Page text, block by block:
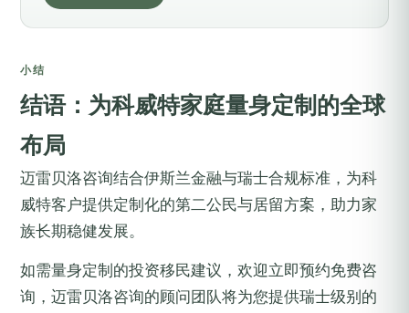
小结
结语：为科威特家庭量身定制的全球
布局
迈雷贝洛咨询结合伊斯兰金融与瑞士合规标准，为科
威特客户提供定制化的第二公民与居留方案，助力家
族长期稳健发展。
如需量身定制的投资移民建议，欢迎立即预约免费咨
询 ，迈雷贝洛咨询的顾问团队将为您提供瑞士级别的